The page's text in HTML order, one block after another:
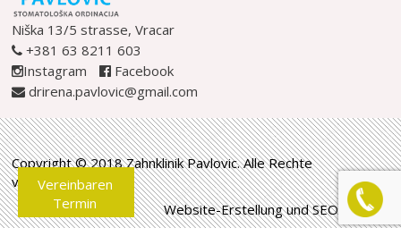
Niška 13/5 strasse, Vracar
+381 63 8211 603
Instagram
Facebook
drirena.pavlovic@gmail.com
Vereinbaren
Termin
Copyright © 2018 Zahnklinik Pavlovic. Alle Rechte
vorbehalten.
Website-Erstellung und SEO byWBS